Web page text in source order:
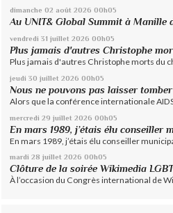
dimanche 02 août 2026 00h05
Au UNIT& Global Summit à Manille
vendredi 31 juillet 2026 00h05
Plus jamais d'autres Christophe
Plus jamais d'autres Christophe morts du
jeudi 30 juillet 2026 00h05
Nous ne pouvons pas laisser
Alors que la conférence internationale AIDS
mercredi 29 juillet 2026 00h05
En mars 1989, j’étais élu conseiller
En mars 1989, j’étais élu conseiller
mardi 28 juillet 2026 00h05
Clôture de la soirée Wikimedia
À l’occasion du Congrès international de